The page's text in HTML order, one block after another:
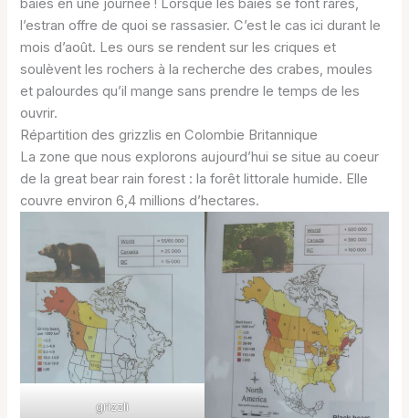
baies en une journée ! Lorsque les baies se font rares,
l’estran offre de quoi se rassasier. C’est le cas ici durant le
mois d’août. Les ours se rendent sur les criques et
soulèvent les rochers à la recherche des crabes, moules
et palourdes qu’il mange sans prendre le temps de les
ouvrir.
Répartition des grizzlis en Colombie Britannique
La zone que nous explorons aujourd’hui se situe au coeur
de la great bear rain forest : la forêt littorale humide. Elle
couvre environ 6,4 millions d’hectares.
grizzli